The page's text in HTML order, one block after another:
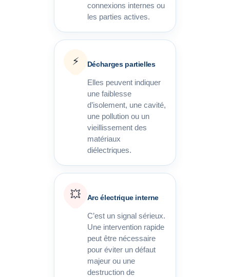
connexions internes ou
les parties actives.
⚡ Décharges partielles
Elles peuvent indiquer
une faiblesse
d’isolement, une cavité,
une pollution ou un
vieillissement des
matériaux
diélectriques.
💥 Arc électrique interne
C’est un signal sérieux.
Une intervention rapide
peut être nécessaire
pour éviter un défaut
majeur ou une
destruction de